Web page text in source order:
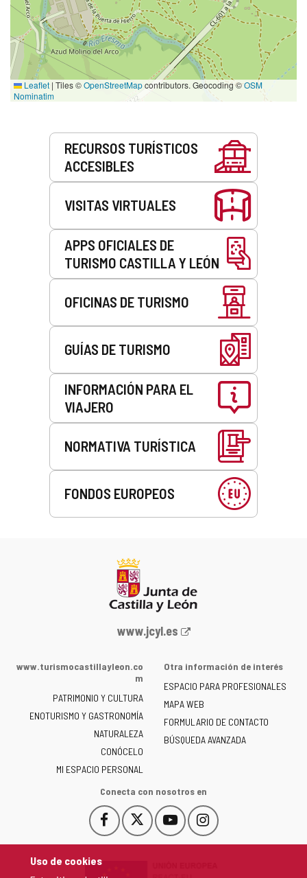
Uso de cookies
Leaflet | Tiles ©OpenStreetMapcontributors. Geocoding ©OSM
Nominatim
RECURSOS TURÍSTICOS
ACCESIBLES
VISITAS VIRTUALES
APPS OFICIALES DE
TURISMO CASTILLA Y LEÓN
OFICINAS DE TURISMO
GUÍAS DE TURISMO
INFORMACIÓN PARA EL
VIAJERO
NORMATIVA TURÍSTICA
FONDOS EUROPEOS
Portal
la
de
Castilla
y
León
-
www.jcyl.es
www.turismocastillayleon.co
m
PATRIMONIO Y CULTURA
ENOTURISMO Y GASTRONOMÍA
NATURALEZA
CONÓCELO
MI ESPACIO PERSONAL
Otra información de interés
ESPACIO PARA PROFESIONALES
MAPA WEB
FORMULARIO DE CONTACTO
BÚSQUEDA AVANZADA
Conecta con nosotros en
Facebook
Este
enlace
Este
enlace
YouTube
Este
enlace
Instagram
Este
enlace